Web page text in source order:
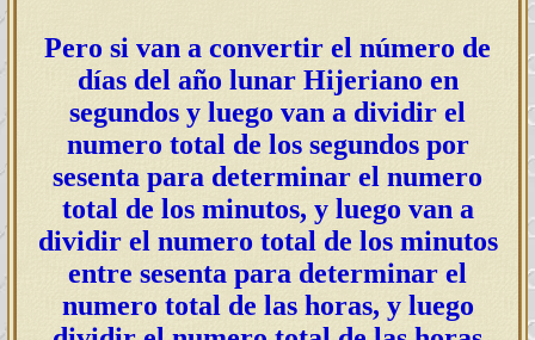
Pero si van a convertir el número de
días del año lunar Hijeriano en
segundos y luego van a dividir el
numero total de los segundos por
sesenta para determinar el numero
total de los minutos, y luego van a
dividir el numero total de los minutos
entre sesenta para determinar el
numero total de las horas, y luego